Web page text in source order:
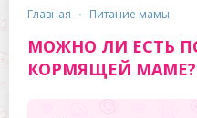
главная · питание мамы
МОЖНО ЛИ ЕСТЬ
КОРМЯЩЕЙ МАМЕ?